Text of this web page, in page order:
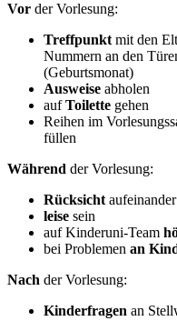
Vor der Vorlesung:
Treffpunkt mit den
Nummern an den
(Geburtsmonat)
Ausweise abholen
aufToilette gehen
Reihen im
füllen
Während der Vorlesung:
Rücksicht
leise sein
auf Kinderuni-Team
bei Problemen an
Nach der Vorlesung:
Kinderfragen an